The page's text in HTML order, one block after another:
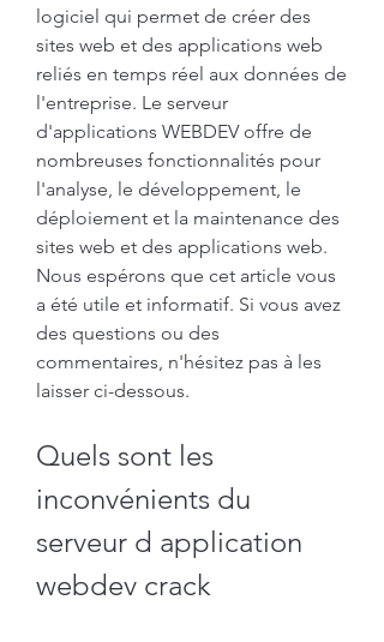
logiciel qui permet de créer des
sites web et des applications web
reliés en temps réel aux données de
l'entreprise. Le serveur
d'applications WEBDEV offre de
nombreuses fonctionnalités pour
l'analyse, le développement, le
déploiement et la maintenance des
sites web et des applications web.
Nous espérons que cet article vous
a été utile et informatif. Si vous avez
des questions ou des
commentaires, n'hésitez pas à les
laisser ci-dessous.
Quels sont les
inconvénients du
serveur d application
webdev crack